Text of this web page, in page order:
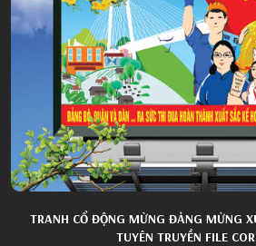
TRANH CỔ ĐỘNG MỪNG ĐẢNG MỪNG
TUYÊN TRUYỀN FILE